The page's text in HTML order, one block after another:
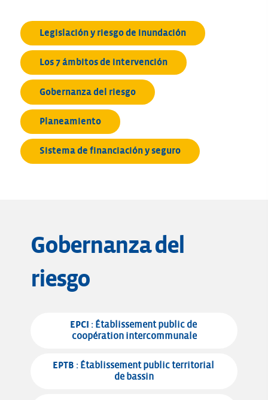
Legislación y riesgo de inundación
Los 7 ámbitos de intervención
Gobernanza del riesgo
Planeamiento
Sistema de financiación y seguro
Gobernanza del
riesgo
EPCI : Établissement public de
coopération intercommunale
EPTB : Établissement public territorial
de bassin